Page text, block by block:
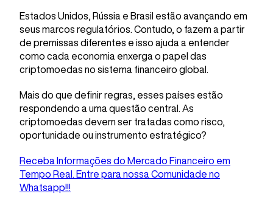
Estados Unidos, Rússia e Brasil estão avançando em
seus marcos regulatórios. Contudo, o fazem a partir
de premissas diferentes e isso ajuda a entender
como cada economia enxerga o papel das
criptomoedas no sistema financeiro global.
Mais do que definir regras, esses países estão
respondendo a uma questão central. As
criptomoedas devem ser tratadas como risco,
oportunidade ou instrumento estratégico?
Receba Informações do Mercado Financeiro em
Tempo Real. Entre para nossa Comunidade no
Whatsapp!!!